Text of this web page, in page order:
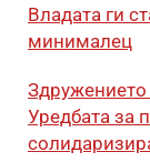
Владата ги
минималец
Здружението
Уредбата за